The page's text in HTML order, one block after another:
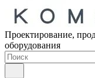
Проектирование,
оборудования